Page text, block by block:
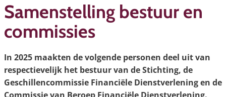
Samenstelling bestuur en
commissies
In 2025 maakten de volgende personen deel uit van
respectievelijk het bestuur van de Stichting, de
Geschillencommissie Financiële Dienstverlening en de